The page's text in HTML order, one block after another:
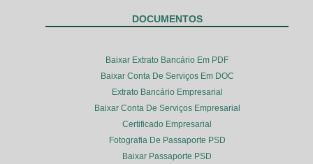
DOCUMENTOS
Baixar Extrato Bancário Em PDF
Baixar Conta De Serviços Em DOC
Extrato Bancário Empresarial
Baixar Conta De Serviços Empresarial
Certificado Empresarial
Fotografia De Passaporte PSD
Baixar Passaporte PSD